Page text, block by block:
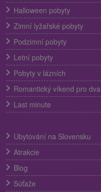
Halloween pobyty
Zimní lyžařské pobyty
Podzimní pobyty
Letní pobyty
Pobyty v lázních
Romantický víkend pro dva
Last minute
Ubytování na Slovensku
Atrakcie
Blog
Súťaže